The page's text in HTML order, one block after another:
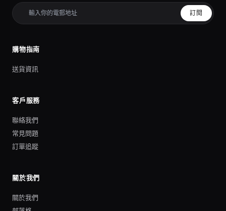
訂閱
購物指南
送貨資訊
客戶服務
聯絡我們
常見問題
訂單追蹤
關於我們
關於我們